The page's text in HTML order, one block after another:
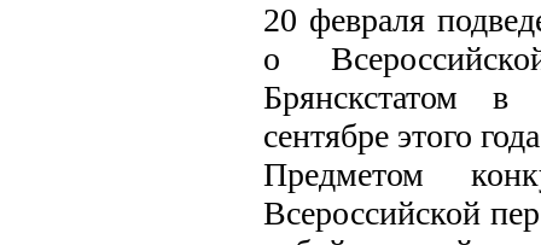
20 февраля
о
Брянскстатом в
сентябре этого
Предметом
Всероссийской